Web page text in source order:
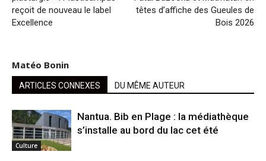
reçoit de nouveau le label
Excellence
têtes d’affiche des Gueules de
Bois 2026
Matéo Bonin
ARTICLES CONNEXES DU MÊME AUTEUR
Culture
Nantua. Bib en Plage : la médiathèque
s’installe au bord du lac cet été